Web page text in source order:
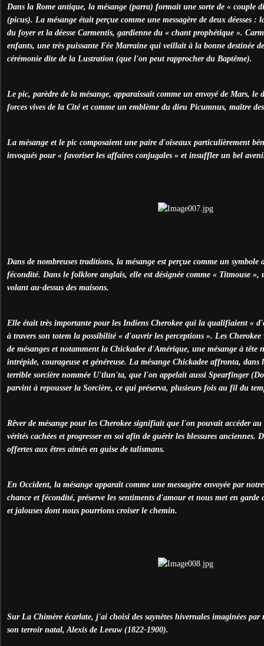
Dans la Rome antique, la mésange (parra) formait une sorte de « couple
(picus). La mésange était perçue comme une messagère de deux déesses :
du foyer et la déesse Carmentis, gardienne du « chant prophétique ».
enfants, une très puissante Fée Marraine qui veillait à la bonne destinée
cérémonie dite de la Lustration (que l'on peut rapprocher du Baptême).
Le pic, parèdre de la mésange, apparaissait comme un envoyé de Mars, le
forces vives de la Cité et comme un emblème du dieu Picumnus, maître
La mésange et le pic composaient une paire d'oiseaux particulièrement
invoqués pour « favoriser les affaires conjugales » et insuffler un bel
Dans de nombreuses traditions, la mésange est perçue comme un symbole
fécondité. Dans le folklore anglais, elle est désignée comme « Titmouse »,
volant au-dessus des maisons.
Elle était très importante pour les Indiens Cherokee qui la qualifiaient «
à travers son totem la possibilité « d'ouvrir les perceptions ». Les Cherokee
de mésanges et notamment la Chickadee d'Amérique, une mésange à tête
intrépide, courageuse et généreuse. La mésange Chickadee affronta, dans
terrible sorcière nommée U'tlun'ta, que l'on appelait aussi Spearfinger
parvint à repousser la Sorcière, ce qui préserva, plusieurs fois au fil du
Rêver de mésange pour les Cherokee signifiait que l'on pouvait accéder au
vérités cachées et progresser en soi afin de guérir les blessures anciennes.
offertes aux êtres aimés en guise de talismans.
En Occident, la mésange apparaît comme une messagère envoyée par
chance et fécondité, préserve les sentiments d'amour et nous met en garde
et jalouses dont nous pourrions croiser le chemin.
Sur La Chimère écarlate, j'ai choisi des saynètes hivernales imaginées par
son terroir natal, Alexis de Leeuw (1822-1900).